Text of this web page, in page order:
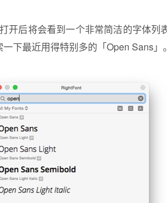
开后将会看到一个非常简洁的字体列
下最近用得特别多的「Open Sans」。